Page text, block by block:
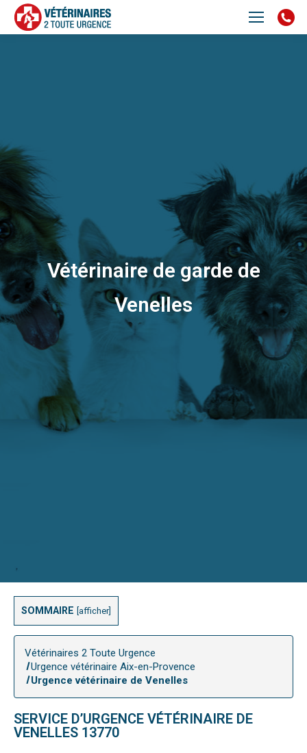
SOMMAIRE afficher
Vétérinaire de garde de
Venelles
Vétérinaires 2 Toute Urgence
Urgence vétérinaire Aix-en-Provence
Urgence vétérinaire de Venelles
SERVICE D’URGENCE VÉTÉRINAIRE DE
VENELLES 13770